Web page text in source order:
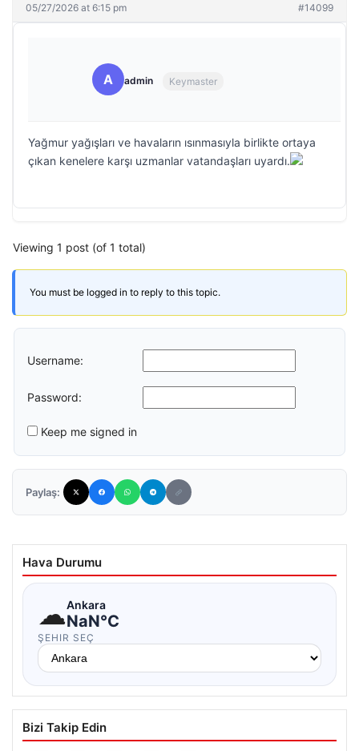
05/27/2026 at 6:15 pm #14099
A admin Keymaster
Yağmur yağışları ve havaların ısınmasıyla birlikte ortaya
çıkan kenelere karşı uzmanlar vatandaşları uyardı.
Viewing 1 post (of 1 total)
You must be logged in to reply to this topic.
Username:
Password:
Keep me signed in
Paylaş:
Hava Durumu
☁Ankara
NaN°C
ŞEHIR SEÇ
Bizi Takip Edin